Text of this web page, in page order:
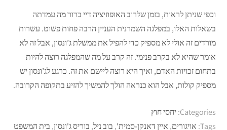
וכפי שניתן לראות, בזמן שלרוב האופוזיציה דיי ברור מה עמדתה
בשאלות האלו, במפלגה השמרנית העניין הרבה פחות פשוט. עשרות
מורדים זה אולי לא מספיק כדי להפיל את ממשלת ג’ונסון, אבל זה לא
אומר שהיא לא בקרב פנימי. זה קרב על מה שהמפלגה רוצה להיות
בתחום זכויות האדם, ואיך היא רוצה ליישם את זה. כרגע לג’ונסון יש
מספיק קולות, אבל הוא כנראה הולך להמשיך להזיע בתקופה הקרובה.
Categories: יחסי חוץ
Tags: אויגורים, איין דאנקן-סמית', בוב ניל, בוריס ג'ונסון, בית המשפט